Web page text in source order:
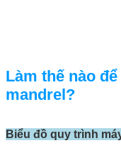
Làm thế nào
mandrel?
Biểu đồ quy trình